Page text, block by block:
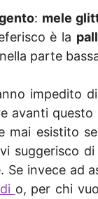
: mele
è la
parte
impedito
esistito
suggerisco di
Se invece ad
o, per chi